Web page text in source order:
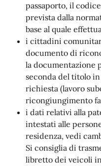
passaporto, il
prevista dalla
base al quale
i cittadini
documento di
la documentazione
seconda del titolo in
richiesta (lavoro
ricongiungimento
i dati relativi alla
intestati alle
residenza, vedi
Si consiglia di
libretto dei veicoli